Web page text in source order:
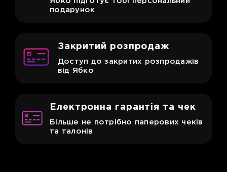
подарунок
Закритий розпродаж
Доступ до закритих розпродажів
від Ябко
Електронна гарантія та чек
Більше не потрібно паперових чеків
та талонів